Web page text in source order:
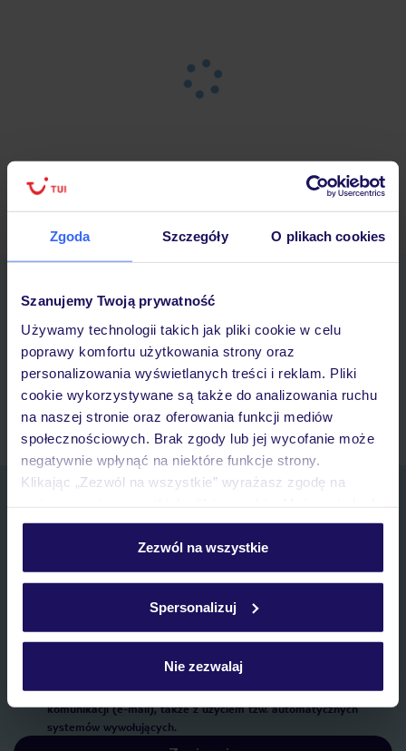
Zgoda Szczegóły O plikach cookies
Szanujemy Twoją prywatność
Używamy technologii takich jak pliki cookie w celu
poprawy komfortu użytkowania strony oraz
personalizowania wyświetlanych treści i reklam. Pliki
cookie wykorzystywane są także do analizowania ruchu
na naszej stronie oraz oferowania funkcji mediów
społecznościowych. Brak zgody lub jej wycofanie może
negatywnie wpłynąć na niektóre funkcje strony.
Klikając „Zezwól na wszystkie” wyrażasz zgodę na
personalizować swój wybór wchodząc w zakładkę
Szczegółowe informacje o plikach cookie znajdziesz
Zezwól na wszystkie
Spersonalizuj
Nie zezwalaj
Strona główna
Szybkie wyszukiwanie i przeglądanie ofert
Lista ulubionych ofert i możliwość ich udostępniania
Historia wyszukiwań i ostatnio oglądanych ofert
Kontakt z TUI i wszystkie informacje o Twojej rezerwacji w
myTUI
E-MAIL*
Wyrażam zgodę na przetwarzanie danych osobowych przez TUI
marketingowych, w zakresie oraz celu wskazanym w
przetwarzaniu danych osobowych”, poprzez elektroniczną formę
komunikacji (e-mail), także z użyciem tzw. automatycznych
systemów wywołujących.